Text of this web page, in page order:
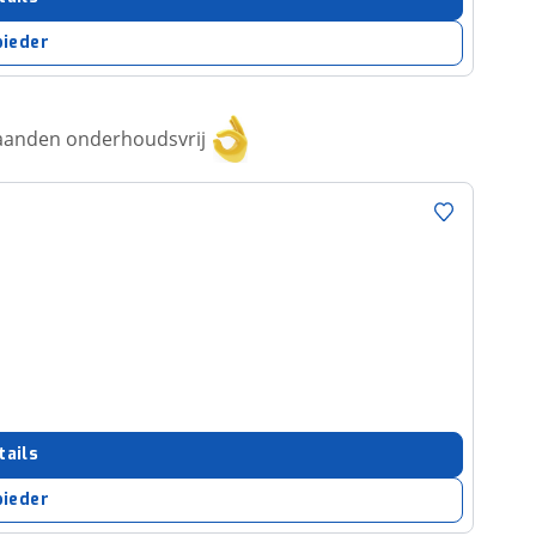
onderhoudsvrij